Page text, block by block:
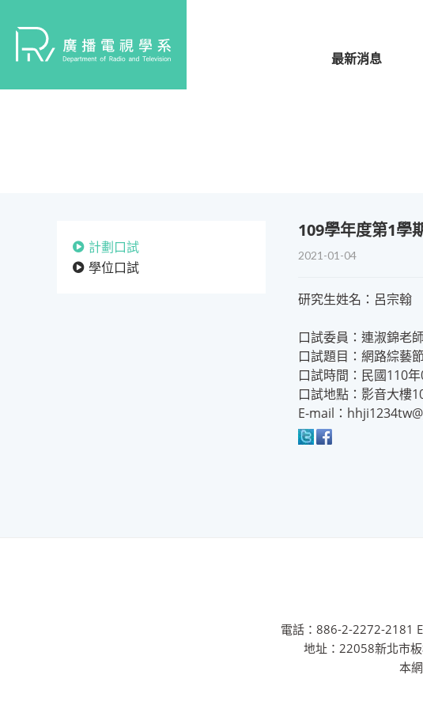
最新消息
計劃口試
學位口試
​109學年度第1學
2021-01-04
研究生姓名：呂宗翰
口試委員：連淑錦老
口試題目：網路綜藝
口試時間：民國110
口試地點：影音大樓
E-mail：
電話：886-2-2272-2181
地址：22058新北市
本